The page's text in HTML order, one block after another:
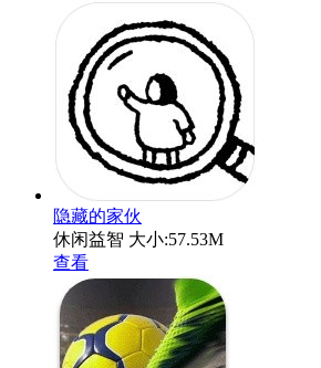
隐藏的家伙
休闲益智 大小:57.53M
查看